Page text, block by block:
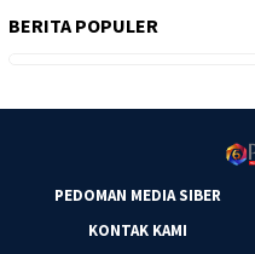
BERITA POPULER
PEDOMAN MEDIA SIBER
KONTAK KAMI